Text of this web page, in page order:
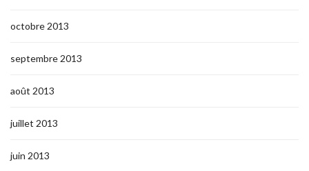
octobre 2013
septembre 2013
août 2013
juillet 2013
juin 2013